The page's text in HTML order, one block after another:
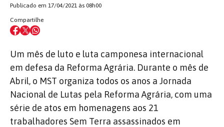
Publicado em 17/04/2021 às 08h00
Compartilhe
Um mês de luto e luta camponesa internacional
em defesa da Reforma Agrária. Durante o mês de
Abril, o MST organiza todos os anos a Jornada
Nacional de Lutas pela Reforma Agrária, com uma
série de atos em homenagens aos 21
trabalhadores Sem Terra assassinados em